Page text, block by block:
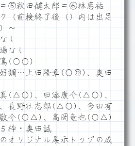
⑤秋田健太郎＝⑥林恵祐
（前検終了後（）内は出足
～
し
なし
篤(○○)
好調…上田隆章(○◎)、奥田
真(△○)、田添康介(△○)、
長野壮志郎(△○)、多田有
介(○△)、高岡竜也(○△)
枠・奥田誠
オリジナル展示トップの成